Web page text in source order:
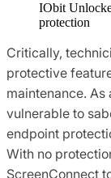
IObit
protection
Critically,
protective
maintenance. As
vulnerable to
endpoint
With no
ScreenConnect